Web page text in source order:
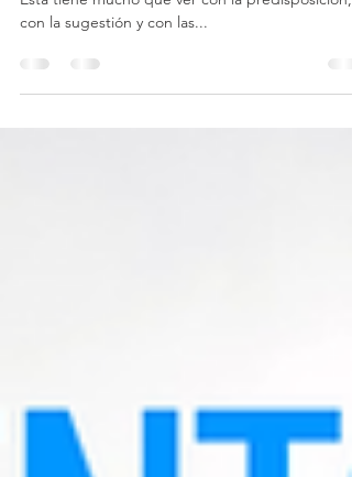
La Actitud y el Efecto Placebo
La tercera pata de la tríada del éxito es la
con la sugestión y con las...